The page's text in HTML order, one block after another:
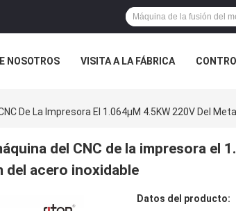
NOSOTROS VISITA A LA FÁBRICA
De La Impresora El 1.064μM 4.5KW 220V Del
del CNC de la impresora el
del acero inoxidable
Datos del producto: